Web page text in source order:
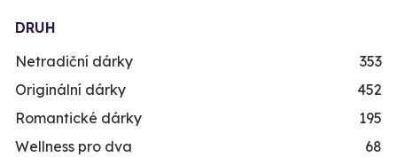
DRUH
Netradiční dárky
353
Originální dárky
452
Romantické dárky
195
Wellness pro dva
68